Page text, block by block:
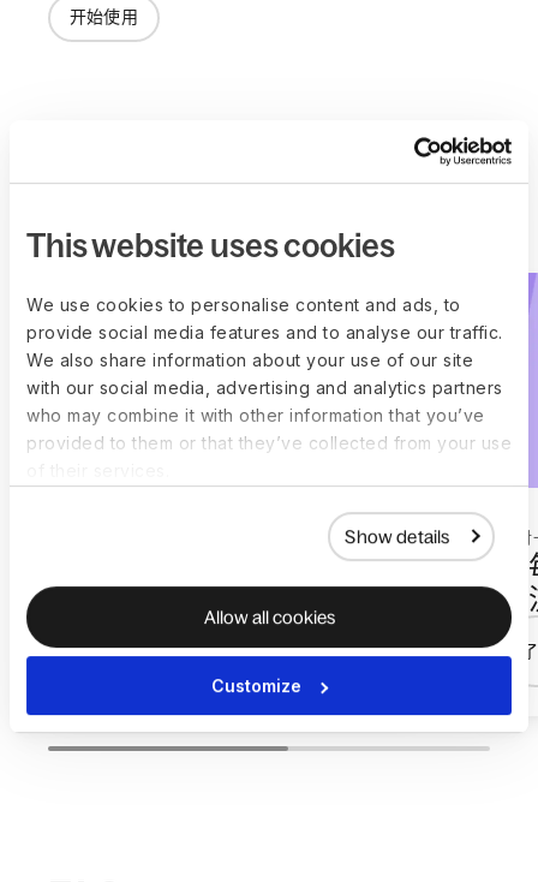
This website uses cookies
We use cookies to personalise content and ads, to
provide social media features and to analyse our traffic.
We also share information about your use of our site
with our social media, advertising and analytics partners
who may combine it with other information that you’ve
provided to them or that they’ve collected from your use
Show details
Allow all cookies
Customize
开始使用
探索所有 Deel
Engage Plugins
通过自动化工作流简化入
了解更多
一
的